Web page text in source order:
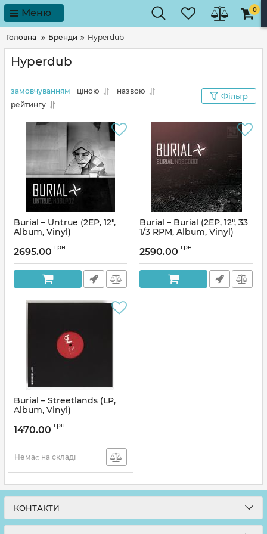
Меню 0
Головна Бренди Hyperdub
Hyperdub
замовчуванням ціною
назвою
рейтингу
Фільтр
Burial – Untrue (2EP, 12",
Album, Vinyl)
2695.00 грн
Burial – Burial (2EP, 12", 33
1/3 RPM, Album, Vinyl)
2590.00 грн
Burial – Streetlands (LP,
Album, Vinyl)
1470.00 грн
Немає на складі
КОНТАКТИ